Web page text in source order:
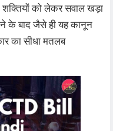
शक्तियों को लेकर सवाल खड़ा
के बाद जैसे ही यह कानून
का सीधा मतलब